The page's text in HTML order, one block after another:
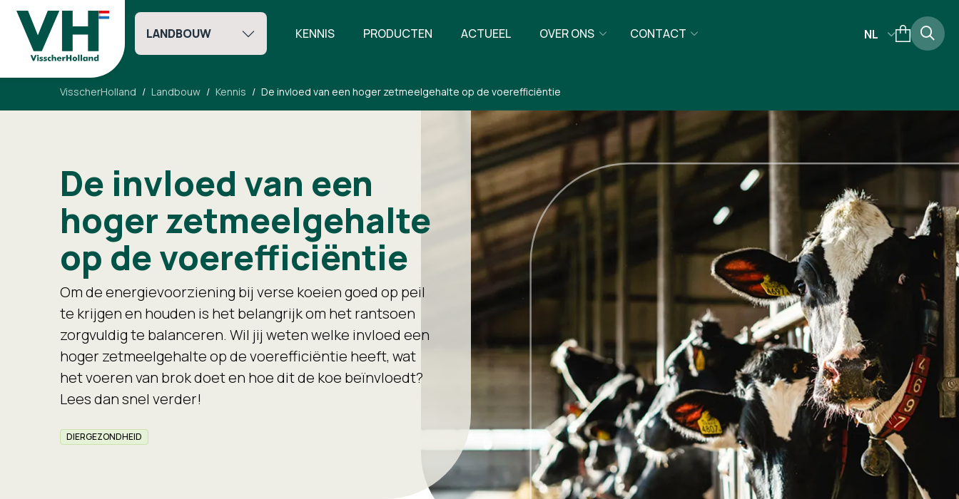
LANDBOUW KENNIS PRODUCTEN ACTUEEL OVER ONS CONTACT NL
VisscherHolland Landbouw Kennis De invloed van een hoger zetmeelgehalte op de voerefficiëntie
De invloed van een
hoger zetmeelgehalte
op de voerefficiëntie
Om de energievoorziening bij verse koeien goed op peil
te krijgen en houden is het belangrijk om het rantsoen
zorgvuldig te balanceren. Wil jij weten welke invloed een
hoger zetmeelgehalte op de voerefficiëntie heeft, wat
het voeren van brok doet en hoe dit de koe beïnvloedt?
Lees dan snel verder!
DIERGEZONDHEID